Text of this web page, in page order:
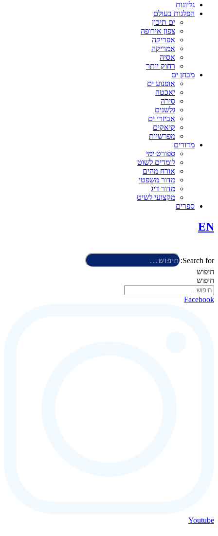
גליונות
הפלגות בעולם
ים תיכון
צפון אירופה
אפריקה
אמריקה
אסיה
רחוק יותר
מבחן ים
אופנוע ים
יאכטה
סירה
גלשנים
אביזרי ים
קיאקים
מפרשיות
מדורים
ספורט ימי
לומדים לשוט
אורח מהים
מדור משפטי
מדור דיג
מקצועי לשיט
ספרים
EN
Search for:
חיפוש
חיפוש
Facebook
Youtube